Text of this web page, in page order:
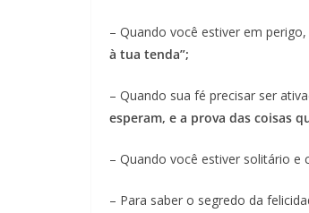
– Quando você estiver em
à tua tenda”;
– Quando sua fé precisar ser
esperam, e a prova das coisas
– Quando você estiver solitário e
– Para saber o segredo da